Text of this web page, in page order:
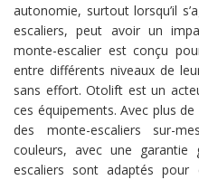
autonomie, surtout lorsqu’il
escaliers, peut avoir un
monte-escalier est conçu
entre différents niveaux de
sans effort. Otolift est un
ces équipements. Avec plus
des monte-escaliers sur-
couleurs, avec une
escaliers sont adaptés pour